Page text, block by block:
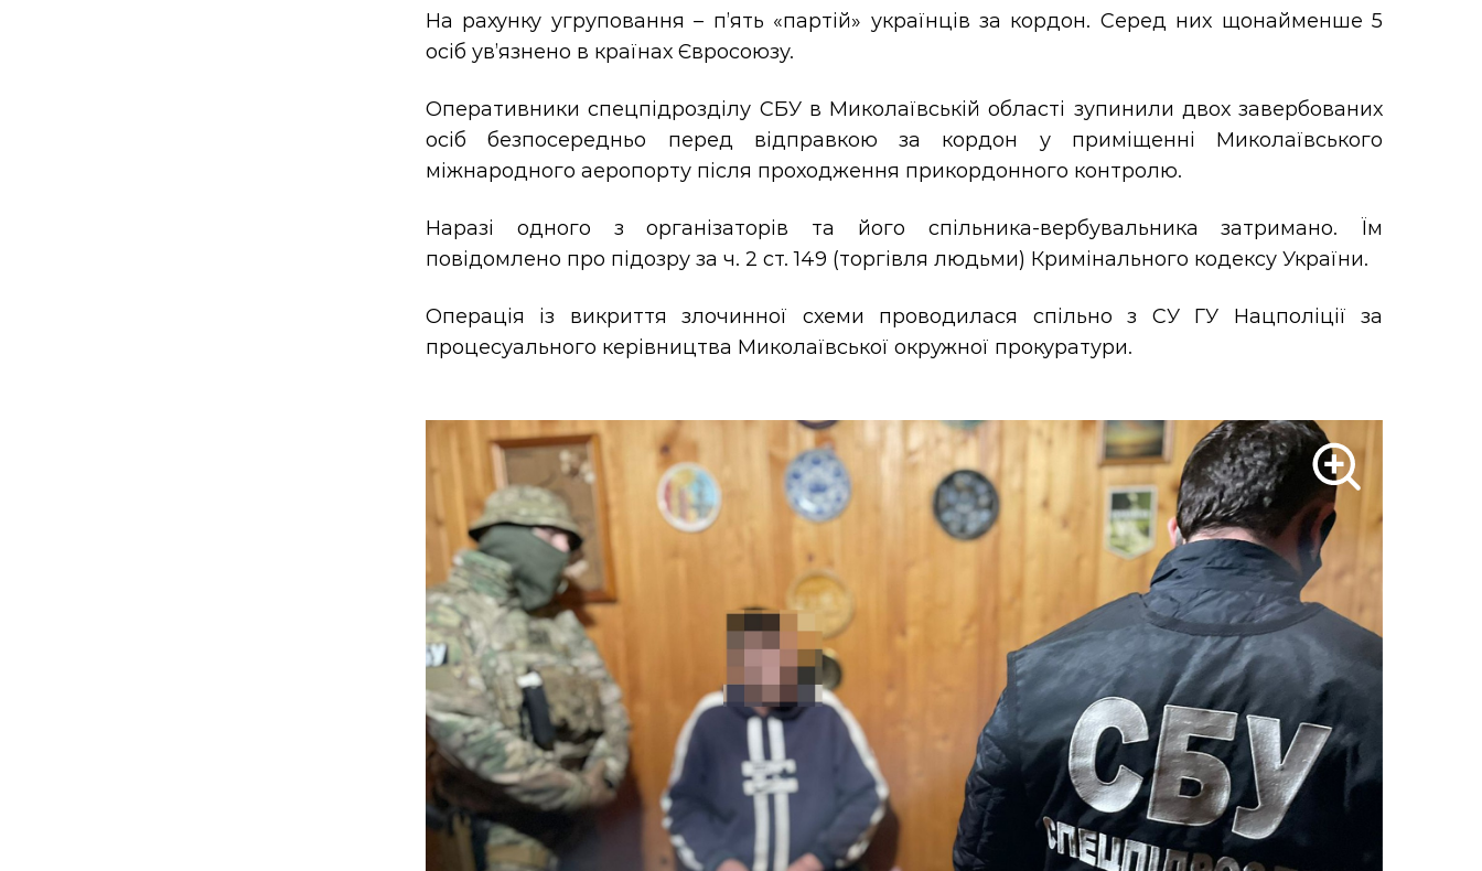
На рахунку угруповання – п’ять «партій» українців за кордон. Серед них щонайменше 5
осіб ув’язнено в країнах Євросоюзу.
Оперативники спецпідрозділу СБУ в Миколаївській області зупинили двох завербованих
осіб безпосередньо перед відправкою за кордон у приміщенні Миколаївського
міжнародного аеропорту після проходження прикордонного контролю.
Наразі одного з організаторів та його спільника-вербувальника затримано. Їм
повідомлено про підозру за ч. 2 ст. 149 (торгівля людьми) Кримінального кодексу України.
Операція із викриття злочинної схеми проводилася спільно з СУ ГУ Нацполіції за
процесуального керівництва Миколаївської окружної прокуратури.